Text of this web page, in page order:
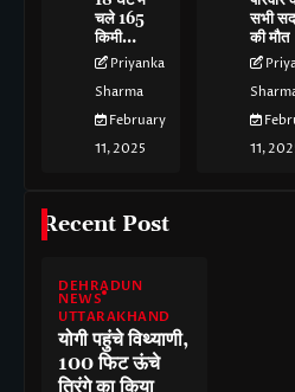
चले 165
किमी…
Priyanka
Sharma
February
11, 2025
सभी
की मौत
11,
Recent Post
DEHRADUN
NEWS
UTTARAKHAND
योगी पहुंचे विथ्याणी,
100 फिट ऊंचे